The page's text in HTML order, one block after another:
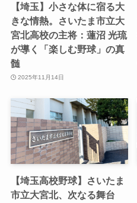
【埼玉】小さな体に宿る大
きな情熱。さいたま市立大
宮北高校の主将：蓮沼 光琉
が導く「楽しむ野球」の真
髄
2025年11月14日
【埼玉高校野球】さいたま
市立大宮北、次なる舞台